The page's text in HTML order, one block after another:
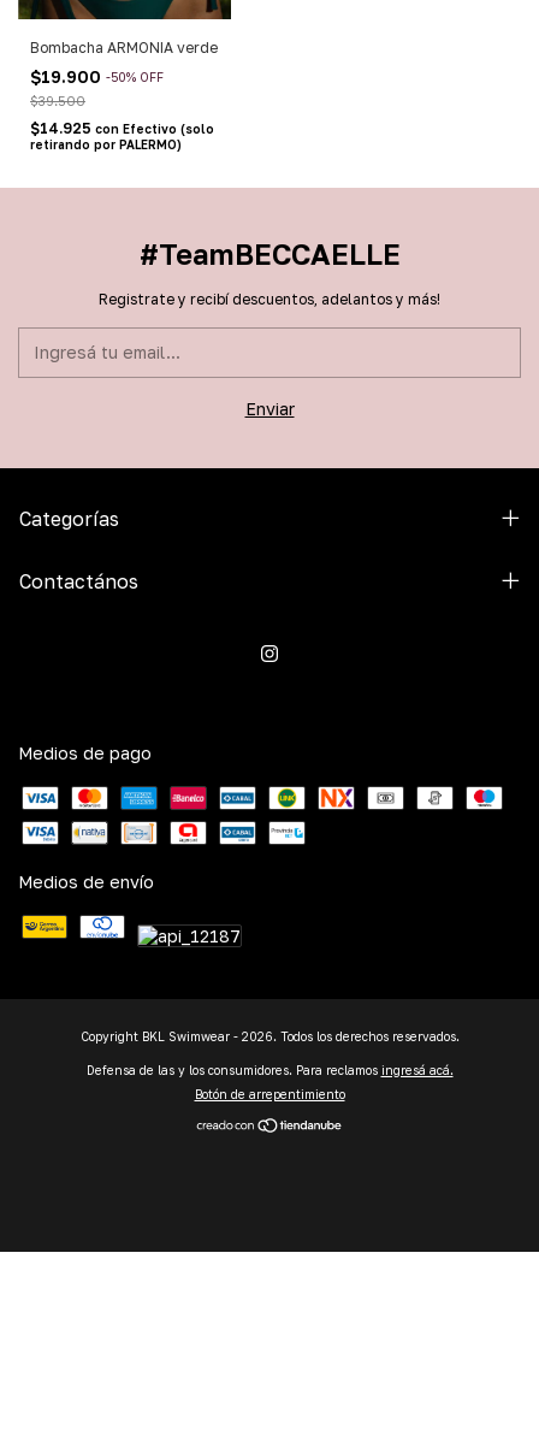
Bombacha ARMONIA verde
$19.900 -50% OFF
$39.500
$14.925 con Efectivo (solo
retirando por PALERMO)
#TeamBECCAELLE
Registrate y recibí descuentos, adelantos y más!
Categorías
Contactános
Medios de pago
Medios de envío
Copyright BKL Swimwear - 2026. Todos los derechos reservados.
Defensa de las y los consumidores. Para reclamos ingresá acá.
Botón de arrepentimiento